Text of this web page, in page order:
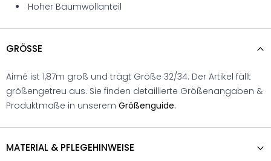
Hoher Baumwollanteil
GRÖSSE
Aimé ist 1,87m groß und trägt Größe 32/34. Der Artikel fällt
größengetreu aus. Sie finden detaillierte Größenangaben &
Produktmaße in unserem Größenguide.
MATERIAL & PFLEGEHINWEISE